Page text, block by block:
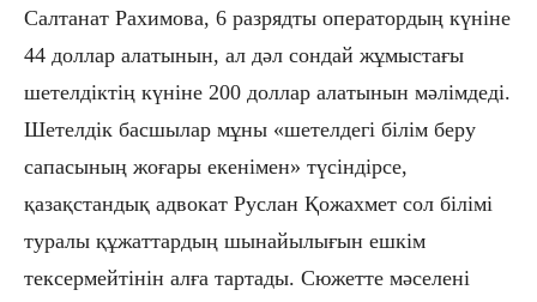
Салтанат Рахимова, 6 разрядты оператордың күніне
44 доллар алатынын, ал дәл сондай жұмыстағы
шетелдіктің күніне 200 доллар алатынын мәлімдеді.
Шетелдік басшылар мұны «шетелдегі білім беру
сапасының жоғары екенімен» түсіндірсе,
қазақстандық адвокат Руслан Қожахмет сол білімі
туралы құжаттардың шынайылығын ешкім
тексермейтінін алға тартады. Сюжетте мәселені